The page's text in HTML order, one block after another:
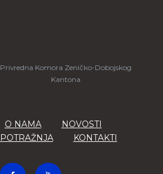
Privredna Komora Zeničko-Dobojskog
Kantona
O NAMA
NOVOSTI
POTRAŽNJA KONTAKTI